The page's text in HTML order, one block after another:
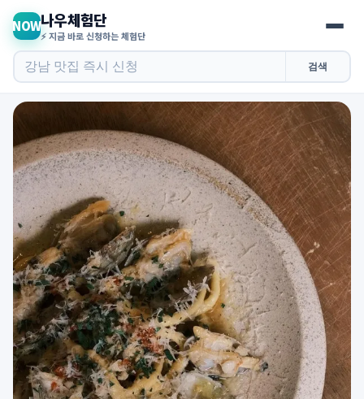
NOW나우체험단
⚡ 지금 바로 신청하는 체험단
검색